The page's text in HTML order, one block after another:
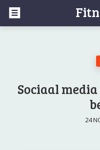
Sociaal
24